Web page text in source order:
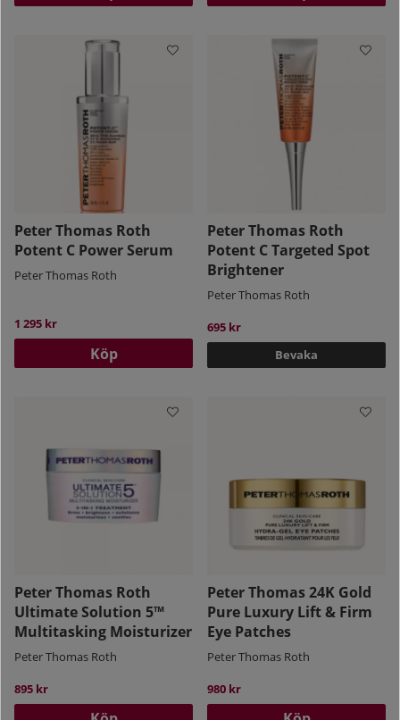
Peter Thomas Roth
Potent C Power Serum
Peter Thomas Roth
1 295 kr
Köp
Peter Thomas Roth
Potent C Targeted Spot
Brightener
Peter Thomas Roth
695 kr
Bevaka
Peter Thomas Roth
Ultimate Solution 5™
Multitasking Moisturizer
Peter Thomas Roth
895 kr
Peter Thomas 24K Gold
Pure Luxury Lift & Firm
Eye Patches
Peter Thomas Roth
980 kr